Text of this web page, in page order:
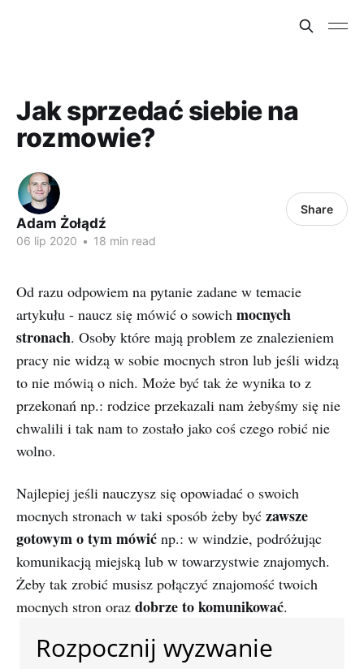
Jak sprzedać siebie na
rozmowie?
Adam Żołądź
06 lip 2020 • 18 min read
Share
Od razu odpowiem na pytanie zadane w temacie
artykułu - naucz się mówić o sowich mocnych
stronach. Osoby które mają problem ze znalezieniem
pracy nie widzą w sobie mocnych stron lub jeśli widzą
to nie mówią o nich. Może być tak że wynika to z
przekonań np.: rodzice przekazali nam żebyśmy się nie
chwalili i tak nam to zostało jako coś czego robić nie
wolno.
Najlepiej jeśli nauczysz się opowiadać o swoich
mocnych stronach w taki sposób żeby być zawsze
gotowym o tym mówić np.: w windzie, podróżując
komunikacją miejską lub w towarzystwie znajomych.
Żeby tak zrobić musisz połączyć znajomość twoich
mocnych stron oraz dobrze to komunikować.
Rozpocznij wyzwanie